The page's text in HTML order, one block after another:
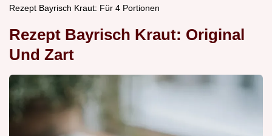
Rezept Bayrisch Kraut: Für 4 Portionen
Rezept Bayrisch Kraut: Original
Und Zart